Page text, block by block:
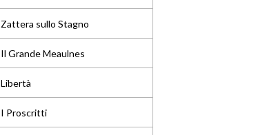
Zattera sullo Stagno
Il Grande Meaulnes
Libertà
I Proscritti